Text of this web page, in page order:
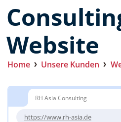
Website
Home Unsere Kunden
RH Asia Consulting
https://www.rh-asia.de